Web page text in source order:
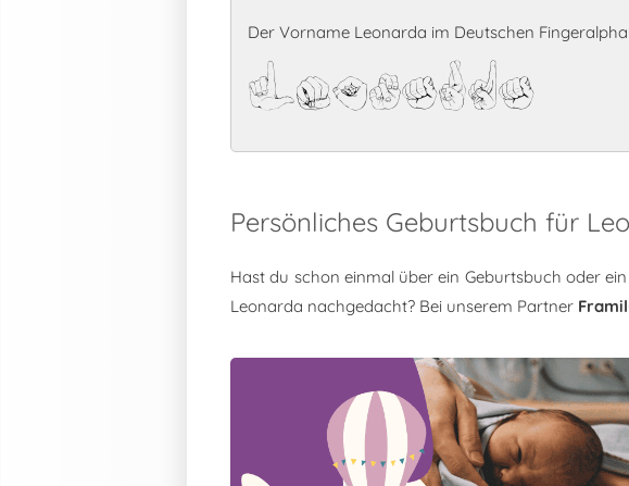
Der Vorname Leonarda im Deutschen
Leonarda
Persönliches Geburtsbuch für
Hast du schon einmal über ein Geburtsbuch oder
Leonarda nachgedacht? Bei unserem Partner